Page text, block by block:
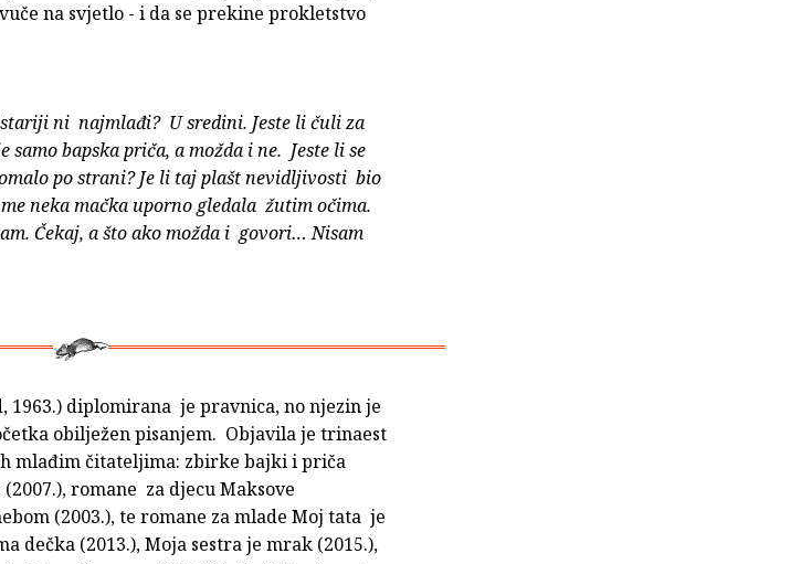
na svjetlo - i da se prekine prokletstvo
ni najmlađi? U sredini. Jeste li čuli za
bapska priča, a možda i ne. Jeste li se
po strani? Je li taj plašt nevidljivosti bio
neka mačka uporno gledala žutim očima.
Čekaj, a što ako možda i govori… Nisam
1963.) diplomirana je pravnica, no njezin je
obilježen pisanjem. Objavila je trinaest
mlađim čitateljima: zbirke bajki i priča
romane za djecu Maksove
(2003.), te romane za mlade Moj tata je
dečka (2013.), Moja sestra je mrak (2015.),